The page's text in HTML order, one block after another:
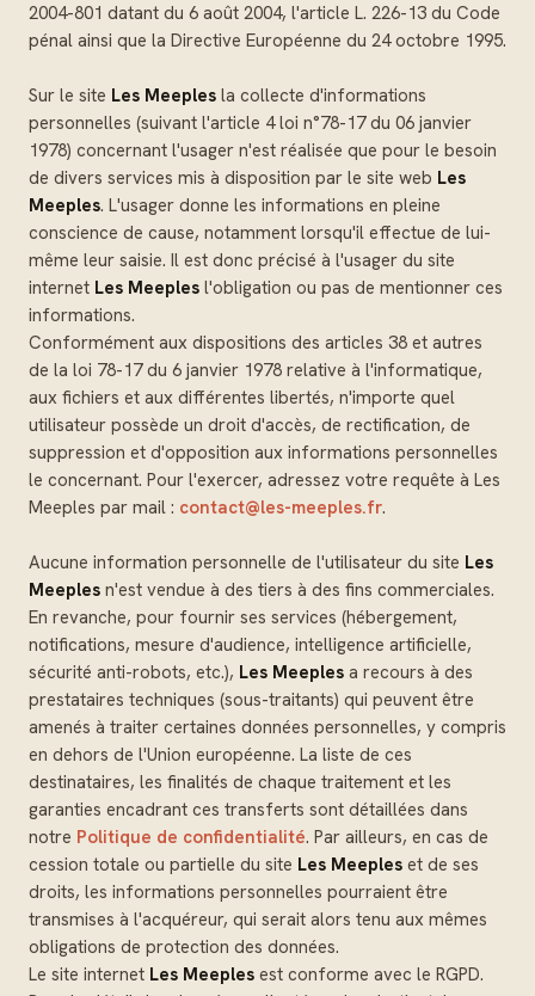
2004-801 datant du 6 août 2004, l'article L. 226-13 du Code
pénal ainsi que la Directive Européenne du 24 octobre 1995.
Sur le site Les Meeples la collecte d'informations
personnelles (suivant l'article 4 loi n°78-17 du 06 janvier
1978) concernant l'usager n'est réalisée que pour le besoin
de divers services mis à disposition par le site web Les
Meeples. L'usager donne les informations en pleine
conscience de cause, notamment lorsqu'il effectue de lui-
même leur saisie. Il est donc précisé à l'usager du site
internet Les Meeples l'obligation ou pas de mentionner ces
informations.
Conformément aux dispositions des articles 38 et autres
de la loi 78-17 du 6 janvier 1978 relative à l'informatique,
aux fichiers et aux différentes libertés, n'importe quel
utilisateur possède un droit d'accès, de rectification, de
suppression et d'opposition aux informations personnelles
le concernant. Pour l'exercer, adressez votre requête à Les
Meeples par mail : contact@les-meeples.fr.
Aucune information personnelle de l'utilisateur du site Les
Meeples n'est vendue à des tiers à des fins commerciales.
En revanche, pour fournir ses services (hébergement,
notifications, mesure d'audience, intelligence artificielle,
sécurité anti-robots, etc.), Les Meeples a recours à des
prestataires techniques (sous-traitants) qui peuvent être
amenés à traiter certaines données personnelles, y compris
en dehors de l'Union européenne. La liste de ces
destinataires, les finalités de chaque traitement et les
garanties encadrant ces transferts sont détaillées dans
notre Politique de confidentialité. Par ailleurs, en cas de
cession totale ou partielle du site Les Meeples et de ses
droits, les informations personnelles pourraient être
transmises à l'acquéreur, qui serait alors tenu aux mêmes
obligations de protection des données.
Le site internet Les Meeples est conforme avec le RGPD.